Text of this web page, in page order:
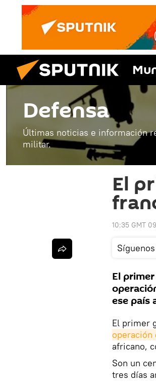
Defensa
Últimas noticias e información
militar.
El
10:35 GMT
El
ese país
El primer
operación
africano,
Son un
tres días